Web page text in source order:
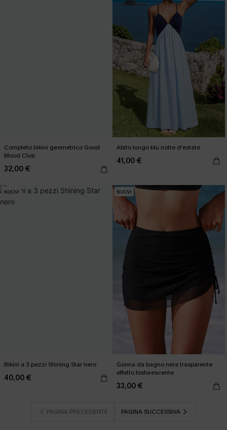
Completo bikini geometrico Good
Mood Club
32,00 €
Abito lungo blu notte d'estate
41,00 €
NUOVI
Bikini a 3 pezzi Shining Star nero
40,00 €
NUOVI
Gonna da bagno nera trasparente
effetto fosforescente
33,00 €
PAGINA PRECEDENTE PAGINA SUCCESSIVA